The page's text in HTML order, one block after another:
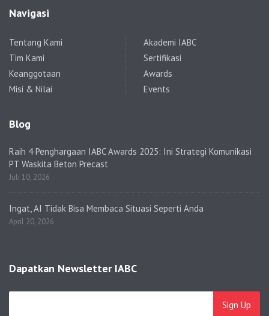
Navigasi
Tentang Kami
Tim Kami
Keanggotaan
Misi & Nilai
Akademi IABC
Sertifikasi
Awards
Events
Blog
Raih 4 Penghargaan IABC Awards 2025: Ini Strategi Komunikasi
PT Waskita Beton Precast
Juli 10, 2026
Ingat, AI Tidak Bisa Membaca Situasi Seperti Anda
April 20, 2026
Dapatkan Newsletter IABC